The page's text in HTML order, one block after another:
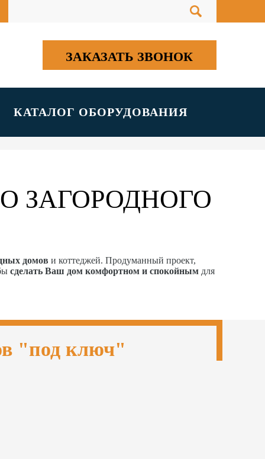
ЗАКАЗАТЬ ЗВОНОК
КАТАЛОГ ОБОРУДОВАНИЯ
ЗАГОРОДНОГО
домов и коттеджей. Продуманный проект,
сделать Ваш дом комфортном и спокойным для
"под ключ"